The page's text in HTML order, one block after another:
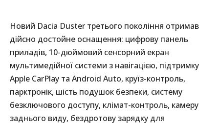
Новий Dacia Duster третього покоління отримав
дійсно достойне оснащення: цифрову панель
приладів, 10-дюймовий сенсорний екран
мультимедійної системи з навігацією, підтримку
Apple CarPlay та Android Auto, круїз-контроль,
парктронік, шість подушок безпеки, систему
безключового доступу, клімат-контроль, камеру
заднього виду, бездротову зарядку для